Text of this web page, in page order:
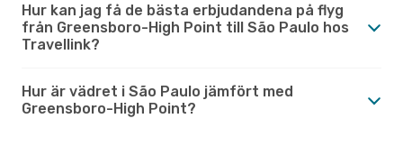
Hur kan jag få de bästa erbjudandena på flyg
från Greensboro-High Point till São Paulo hos
Travellink?
Hur är vädret i São Paulo jämfört med
Greensboro-High Point?